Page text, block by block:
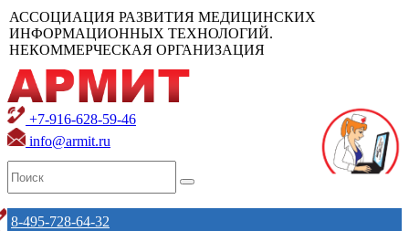
АССОЦИАЦИЯ РАЗВИТИЯ МЕДИЦИНСКИХ
ИНФОРМАЦИОННЫХ ТЕХНОЛОГИЙ.
НЕКОММЕРЧЕСКАЯ ОРГАНИЗАЦИЯ
+7-916-628-59-46
info@armit.ru
8-495-728-64-32